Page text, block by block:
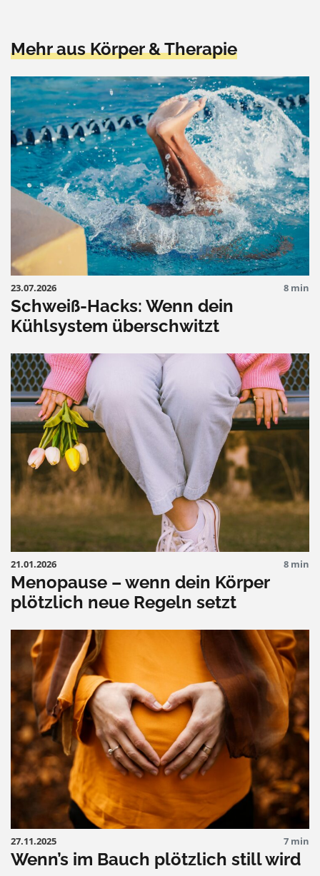
Mehr aus Körper & Therapie
23.07.2026 8 min
Schweiß-Hacks: Wenn dein
Kühlsystem überschwitzt
21.01.2026 8 min
Menopause – wenn dein Körper
plötzlich neue Regeln setzt
27.11.2025 7 min
Wenn’s im Bauch plötzlich still wird